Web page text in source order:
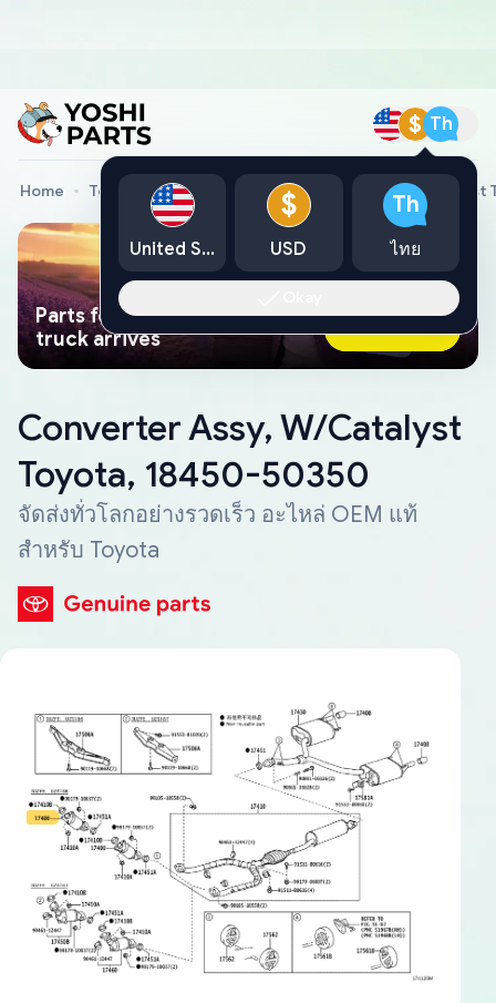
$ Th
Home Toyota Genuine Parts Converter Assy, W/Catalyst
Parts found faster than a tow
truck arrives
Ask AI Now
Converter Assy, W/Catalyst
Toyota, 18450-50350
จัดส่งทั่วโลกอย่างรวดเร็ว อะไหล่ OEM แท้
สำหรับ Toyota
United States
$
USD
Th
ไทย